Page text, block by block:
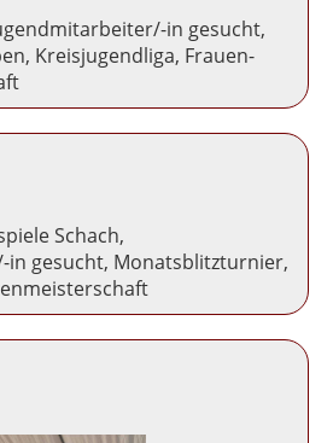
in gesucht,
Kreisjugendliga, Frauen-
Schach,
in gesucht, Monatsblitzturnier,